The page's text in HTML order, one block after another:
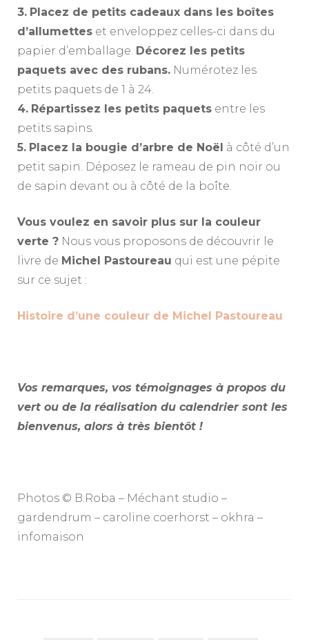
3. Placez de petits cadeaux dans les boîtes
d’allumettes et enveloppez celles-ci dans du
papier d’emballage. Décorez les petits
paquets avec des rubans. Numérotez les
petits paquets de 1 à 24.
4. Répartissez les petits paquets entre les
petits sapins.
5. Placez la bougie d’arbre de Noël à côté d’un
petit sapin. Déposez le rameau de pin noir ou
de sapin devant ou à côté de la boîte.
Vous voulez en savoir plus sur la couleur
verte ? Nous vous proposons de découvrir le
livre de Michel Pastoureau qui est une pépite
sur ce sujet :
Histoire d’une couleur de Michel Pastoureau
Vos remarques, vos témoignages à propos du
vert ou de la réalisation du calendrier sont les
bienvenus, alors à très bientôt !
Photos © B.Roba – Méchant studio –
gardendrum – caroline coerhorst – okhra –
infomaison